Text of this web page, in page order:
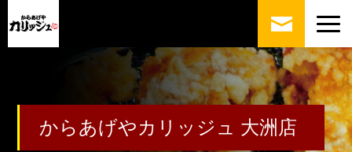
からあげやカリッジュ 大洲店